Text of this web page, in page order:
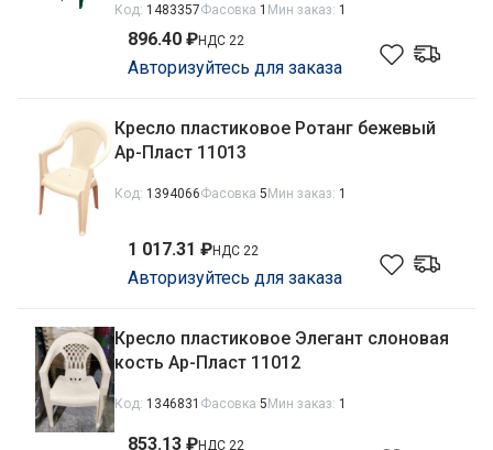
Код: 1483357Фасовка 1 Мин заказ: 1
896.40 ₽НДС 22
Авторизуйтесь для заказа
Кресло пластиковое Ротанг бежевый
Ар-Пласт 11013
Код: 1394066Фасовка 5 Мин заказ: 1
1 017.31 ₽НДС 22
Авторизуйтесь для заказа
Кресло пластиковое Элегант слоновая
кость Ар-Пласт 11012
Код: 1346831 Фасовка 5Мин заказ: 1
853.13 ₽НДС 22